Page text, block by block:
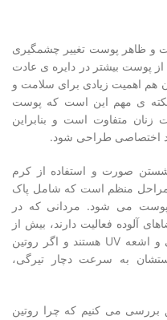
و ظاهر پوست تغییر چشمگیری
پوست بیشتر در دایره ی عادت
هم اهمیت زیادی برای سلامت و
ی مهم این است که پوست
زنان متفاوت است و بنابراین
اختصاصی طراحی شود.
شستن صورت و استفاده از کرم
مراحل منظم است که شامل پاک
می شود. مردانی که در
آلوده فعالیت دارند، بیش از
دیگران در معرض تجمع چربی، آلودگی و اشعه UV هستند و اگر روتین
به سرعت دچار تیرگی،
بررسی می کنیم که چرا روتین